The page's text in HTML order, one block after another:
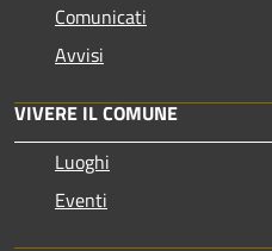
Comunicati
Avvisi
VIVERE IL COMUNE
Luoghi
Eventi